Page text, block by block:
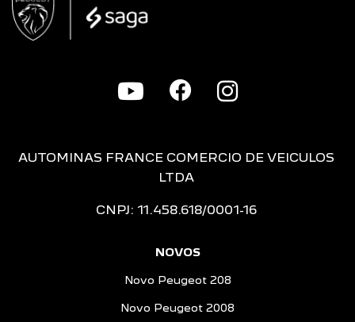
AUTOMINAS FRANCE COMERCIO DE VEICULOS
LTDA
CNPJ: 11.458.618/0001-16
NOVOS
Novo Peugeot 208
Novo Peugeot 2008